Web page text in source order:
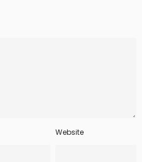
Website